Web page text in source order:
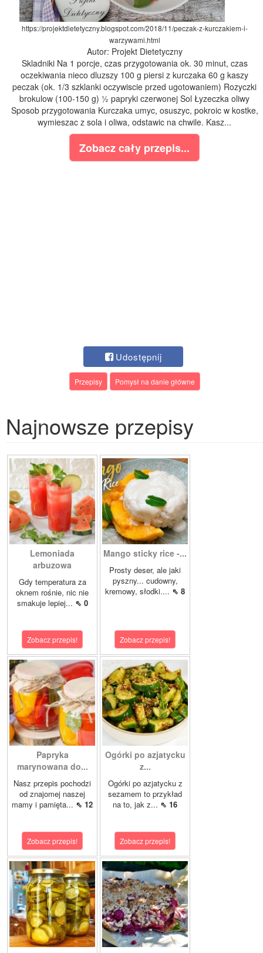
https://projektdietetyczny.blogspot.com/2018/11/peczak-z-kurczakiem-i-
warzywami.html
Autor: Projekt Dietetyczny
Skladniki Na 1 porcje, czas przygotowania ok. 30 minut, czas
oczekiwania nieco dluzszy 100 g piersi z kurczaka 60 g kaszy
peczak (ok. 1/3 szklanki oczywiscie przed ugotowaniem) Rozyczki
brokulow (100-150 g) ½ papryki czerwonej Sol Łyzeczka oliwy
Sposob przygotowania Kurczaka umyc, osuszyc, pokroic w kostke,
wymieszac z sola i oliwa, odstawic na chwile. Kasz...
Zobacz cały przepis...
Udostępnij
Przepisy Pomysł na danie główne
Najnowsze przepisy
Lemoniada
arbuzowa
Gdy temperatura za
oknem rośnie, nic nie
smakuje lepiej... ⇖ 0
Zobacz przepis!
Mango sticky rice -...
Prosty deser, ale jaki
pyszny... cudowny,
kremowy, słodki.... ⇖ 8
Zobacz przepis!
Papryka
marynowana do...
Nasz przepis pochodzi
od znajomej naszej
mamy i pamięta... ⇖ 12
Zobacz przepis!
Ogórki po azjatycku
z...
Ogórki po azjatycku z
sezamem to przykład
na to, jak z... ⇖ 16
Zobacz przepis!